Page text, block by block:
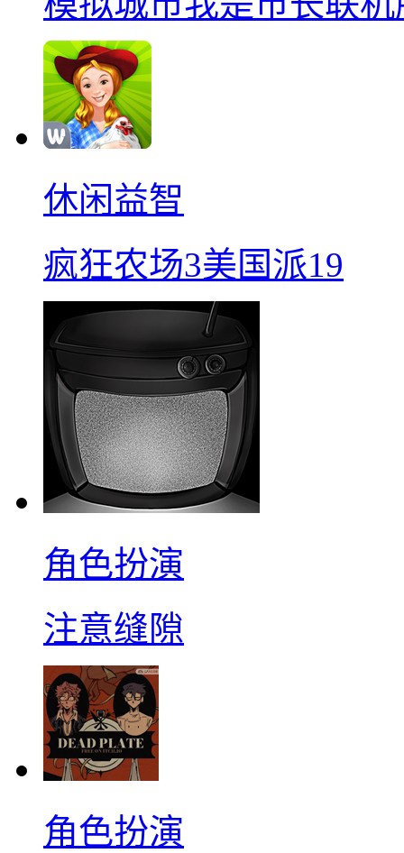
休闲益智
疯狂农场3美国派19
角色扮演
注意缝隙
角色扮演